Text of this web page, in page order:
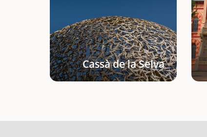
Cassà de la Selva